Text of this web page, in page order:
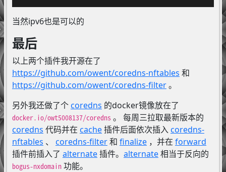
当然ipv6也是可以的
最后
以上两个插件我开源在了
https://github.com/owent/coredns-nftables 和
https://github.com/owent/coredns-filter。
另外我还做了个coredns 的docker镜像放在了
docker.io/owt5008137/coredns。 每周三拉取最新版本的
coredns 代码并在 cache插件后面依次插入coredns-
nftables 、 coredns-filter和 finalize，并在 forward
插件前插入了 alternate插件。 alternate相当于反向的
bogus-nxdomain功能。